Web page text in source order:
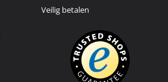
Veilig betalen